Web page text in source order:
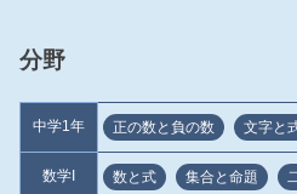
分野
中学1年 正の数と負の数 文字と
数学I 数と式 集合と命題